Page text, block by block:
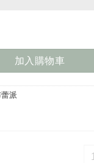
數量
加入購物車
派